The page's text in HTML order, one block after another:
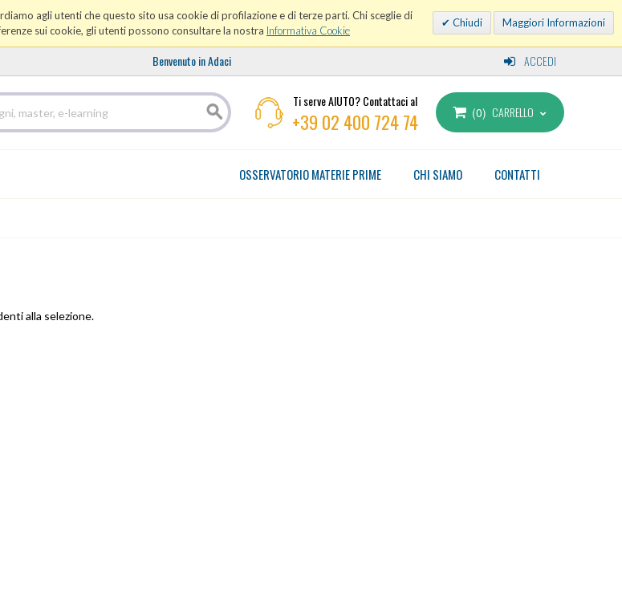
agli utenti che questo sito usa cookie di profilazione e di terze parti. Chi sceglie di
sui cookie, gli utenti possono consultare la nostra Informativa Cookie
Chiudi Maggiori Informazioni
Benvenuto in Adaci ACCEDI
Ti serve AIUTO? Contattaci al
+39 02 400 724 74 0 CARRELLO
CONTATTI
CHI SIAMO
OSSERVATORIO MATERIE PRIME
alla selezione.